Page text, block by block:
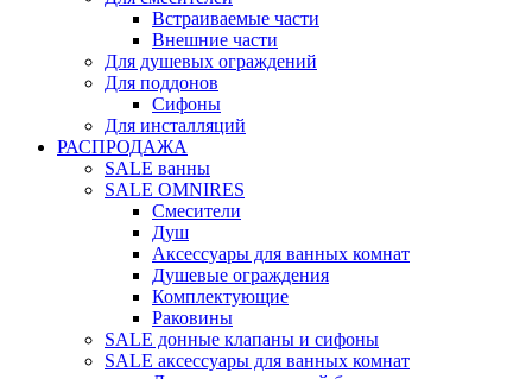
Встраиваемые части
Внешние части
Для душевых ограждений
Для поддонов
Сифоны
Для инсталляций
РАСПРОДАЖА
SALE ванны
SALE OMNIRES
Смесители
Душ
Аксессуары для ванных комнат
Душевые ограждения
Комплектующие
Раковины
SALE донные клапаны и сифоны
SALE аксессуары для ванных комнат